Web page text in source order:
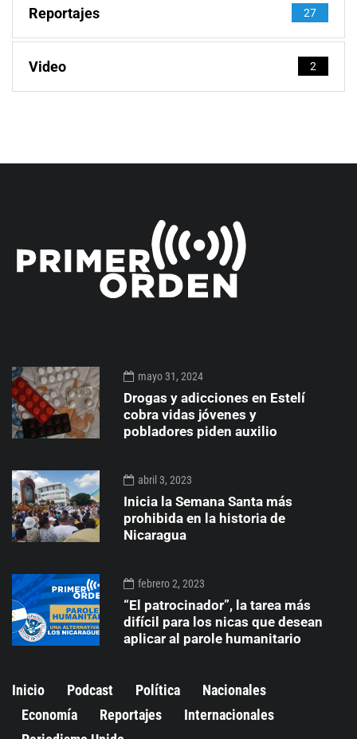
Reportajes 27
Video 2
mayo 31, 2024
Drogas y adicciones en Estelí
cobra vidas jóvenes y
pobladores piden auxilio
abril 3, 2023
Inicia la Semana Santa más
prohibida en la historia de
Nicaragua
febrero 2, 2023
“El patrocinador”, la tarea más
difícil para los nicas que desean
aplicar al parole humanitario
Inicio Podcast Política
Nacionales
Economía
Reportajes
Internacionales